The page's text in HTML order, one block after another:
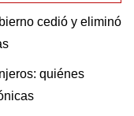
cedió y eliminó
quiénes